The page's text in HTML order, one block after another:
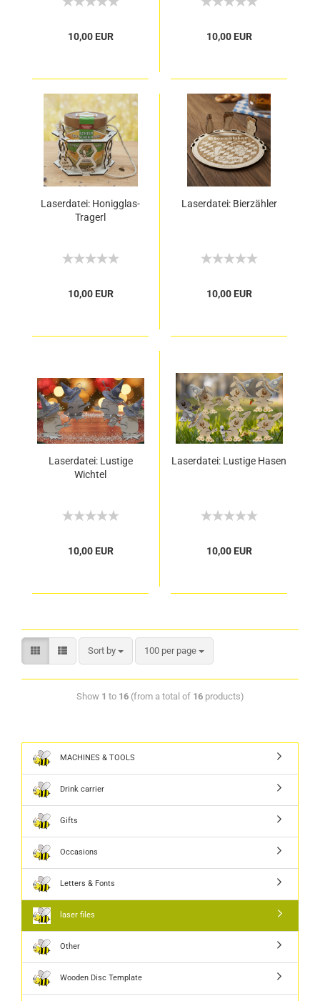
10,00 EUR 10,00 EUR
Laserdatei: Honigglas-
Tragerl
10,00 EUR
Laserdatei: Bierzähler
10,00 EUR
Laserdatei: Lustige
Wichtel
10,00 EUR
Laserdatei: Lustige Hasen
10,00 EUR
Sort by 100 per page
Show 1 to 16(from a total of 16products)
MACHINES & TOOLS
Drink carrier
Gifts
Occasions
Letters & Fonts
laser files
Other
Wooden Disc Template